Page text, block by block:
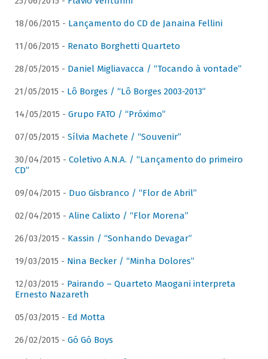
18/06/2015 - Lançamento do CD de Janaina Fellini
11/06/2015 - Renato Borghetti Quarteto
28/05/2015 - Daniel Migliavacca / “Tocando à vontade”
21/05/2015 - Lô Borges / “Lô Borges 2003-2013”
14/05/2015 - Grupo FATO / “Próximo”
07/05/2015 - Sílvia Machete / “Souvenir”
30/04/2015 - Coletivo A.N.A. / “Lançamento do primeiro
CD”
09/04/2015 - Duo Gisbranco / “Flor de Abril”
02/04/2015 - Aline Calixto / “Flor Morena”
26/03/2015 - Kassin / “Sonhando Devagar”
19/03/2015 - Nina Becker / “Minha Dolores”
12/03/2015 - Pairando – Quarteto Maogani interpreta
Ernesto Nazareth
05/03/2015 - Ed Motta
26/02/2015 - Gó Gó Boys